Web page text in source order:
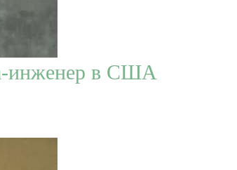
инженер в США